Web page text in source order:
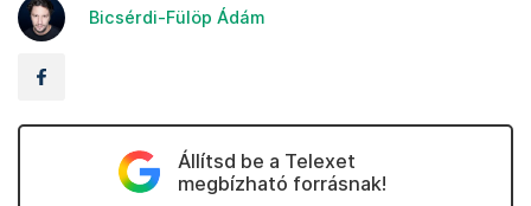
Bicsérdi-Fülöp Ádám
Állítsd be a Telexet
megbízható forrásnak!